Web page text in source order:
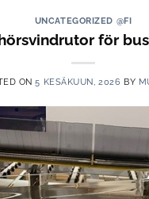
UNCATEGORIZED @FI
för
ON5 KESÄKUUN, 2026 BY